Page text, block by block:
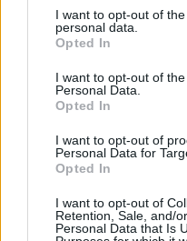
I want to opt-out of
personal data.
Opted In
I want to opt-out of
Personal Data.
Opted In
I want to opt-out of
Personal Data for
Opted In
I want to opt-out of
Retention, Sale, and/
Personal Data that Is
Related Posts